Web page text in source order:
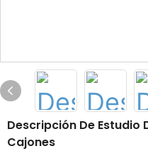
Descripción De Estudio
Cajones